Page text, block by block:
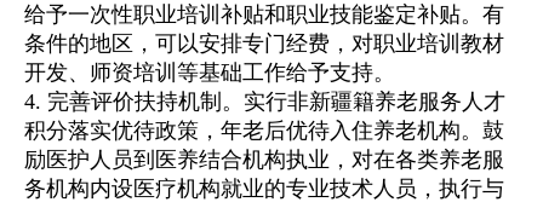
给予一次性职业培训补贴和职业技能鉴定补贴。有
条件的地区，可以安排专门经费，对职业培训教材
开发、师资培训等基础工作给予支持。
4. 完善评价扶持机制。实行非新疆籍养老服务人才
积分落实优待政策，年老后优待入住养老机构。鼓
励医护人员到医养结合机构执业，对在各类养老服
务机构内设医疗机构就业的专业技术人员，执行与